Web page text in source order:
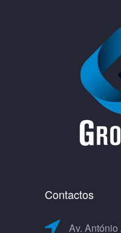
Contactos
Av. António